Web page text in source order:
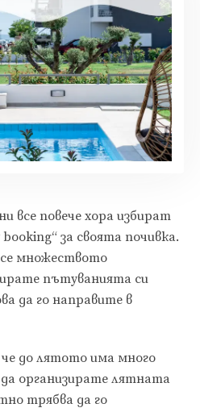
все повече хора избират
за своята почивка.
множеството
пътуванията си
да го направите в
до лятото има много
организирате лятната
трябва да го